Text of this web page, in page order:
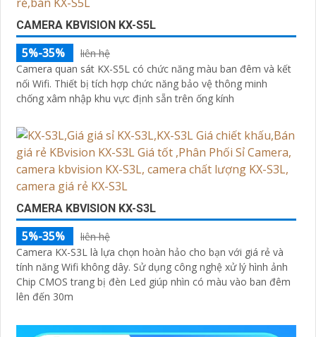
CAMERA KBVISION KX-S5L
5%-35%
liên hệ
Camera quan sát KX-S5L có chức năng màu ban đêm và kết
nối Wifi. Thiết bị tích hợp chức năng bảo vệ thông minh
chống xâm nhập khu vực định sẵn trên ống kính
CAMERA KBVISION KX-S3L
5%-35%
liên hệ
Camera KX-S3L là lựa chọn hoàn hảo cho bạn với giá rẻ và
tính năng Wifi không dây. Sử dụng công nghệ xử lý hình ảnh
Chip CMOS trang bị đèn Led giúp nhìn có màu vào ban đêm
lên đến 30m